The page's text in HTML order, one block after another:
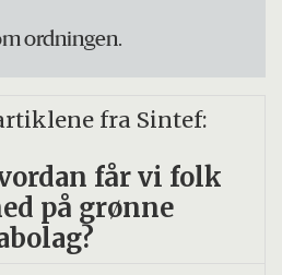
De skal etter planen
nå i FME
et norsk forsknings-
ordningen.
fra Sintef:
får vi folk
på grønne